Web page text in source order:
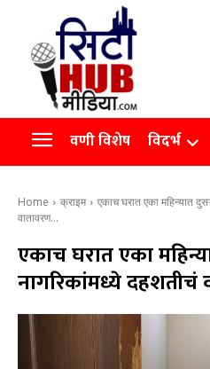
रियल इस्टेट
Videos
Agro
वणी विशेष विदर्भ
Home क्राइम
एकाच घरात एका महिन्यात
वातावरण...
एकाच घरात एका
नागरिकांमध्ये दहशतीचं